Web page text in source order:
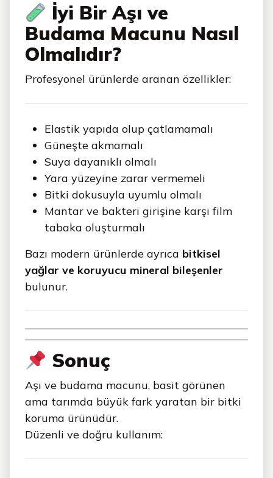
İyi Bir Aşı ve
Budama Macunu Nasıl
Olmalıdır?
Profesyonel ürünlerde aranan özellikler:
Elastik yapıda olup çatlamamalı
Güneşte akmamalı
Suya dayanıklı olmalı
Yara yüzeyine zarar vermemeli
Bitki dokusuyla uyumlu olmalı
Mantar ve bakteri girişine karşı film
tabaka oluşturmalı
Bazı modern ürünlerde ayrıca bitkisel
yağlar ve koruyucu mineral bileşenler
bulunur.
Sonuç
Aşı ve budama macunu, basit görünen
ama tarımda büyük fark yaratan bir bitki
koruma ürünüdür.
Düzenli ve doğru kullanım: